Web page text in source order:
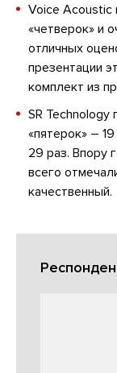
Voice Acoustic
«четверок» и
отличных
презентации
комплект из
SR Technology
«пятерок» –
29 раз. Впору
всего
качественный.